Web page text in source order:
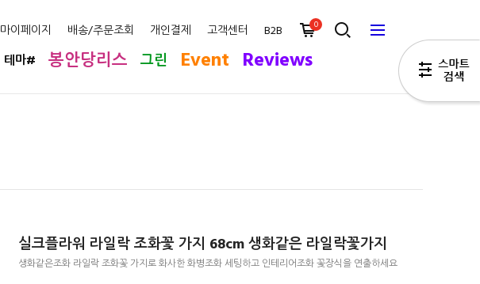
마이페이지 배송/주문조회 개인결제 고객센터 B2B 0
테마# 봉안당리스 그린 Event Reviews
실크플라워 라일락 조화꽃 가지 68cm 생화같은 라일락꽃가지
생화같은조화 라일락 조화꽃 가지로 화사한 화병조화 세팅하고 인테리어조화 꽃장식을 연출하세요